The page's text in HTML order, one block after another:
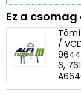
Ez a
/
6,